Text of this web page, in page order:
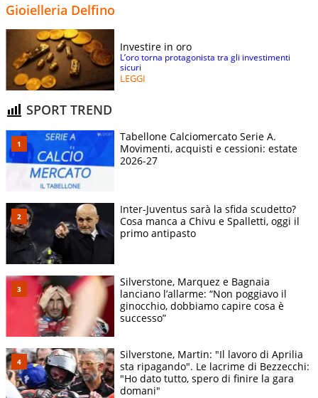
Gioielleria Delfino
Investire in oro
L’oro torna protagonista tra gli investimenti
sicuri
LEGGI
SPORT TREND
Tabellone Calciomercato Serie A.
Movimenti, acquisti e cessioni: estate
2026-27
Inter-Juventus sarà la sfida scudetto?
Cosa manca a Chivu e Spalletti, oggi il
primo antipasto
Silverstone, Marquez e Bagnaia
lanciano l’allarme: “Non poggiavo il
ginocchio, dobbiamo capire cosa è
successo”
Silverstone, Martin: "Il lavoro di Aprilia
sta ripagando". Le lacrime di Bezzecchi:
"Ho dato tutto, spero di finire la gara
domani"